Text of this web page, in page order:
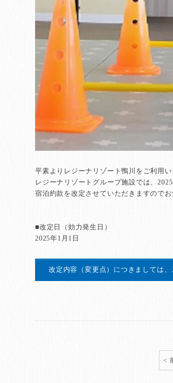
平素よりレジーナリゾート鴨川をご利用
レジーナリゾートグループ施設では、2025
宿泊約款を改定させていただきますのでお
■改定日（効力発生日）
2025年1月1日
改定内容（変更点）につきましては、